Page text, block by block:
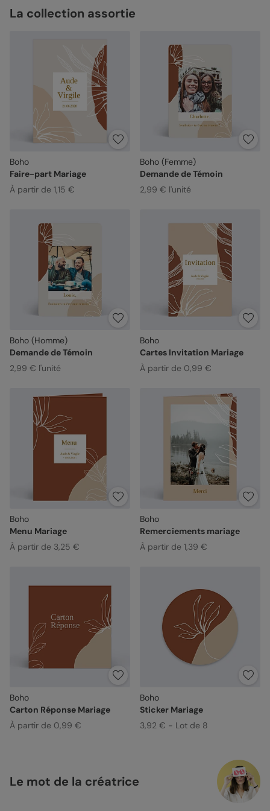
La collection assortie
Boho
Faire-part Mariage
À partir de 1,15 €
Boho (Femme)
Demande de Témoin
2,99 € l'unité
Boho (Homme)
Demande de Témoin
2,99 € l'unité
Boho
Cartes Invitation Mariage
À partir de 0,99 €
Boho
Menu Mariage
À partir de 3,25 €
Boho
Remerciements mariage
À partir de 1,39 €
Boho
Carton Réponse Mariage
À partir de 0,99 €
Boho
Sticker Mariage
3,92 € - Lot de 8
Le mot de la créatrice